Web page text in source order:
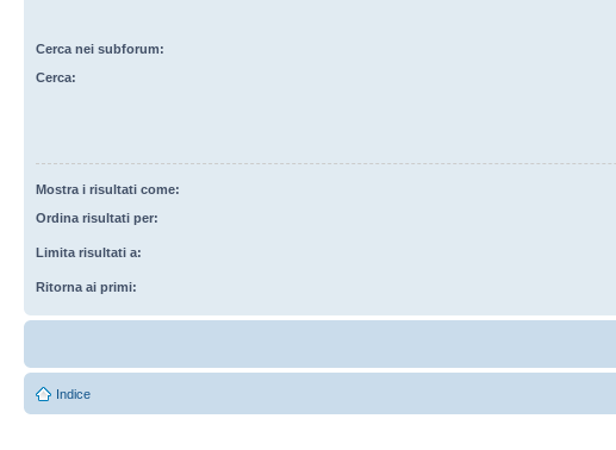
Cerca nei subforum:
Cerca:
Mostra i risultati come:
Ordina risultati per:
Limita risultati a:
Ritorna ai primi:
Indice